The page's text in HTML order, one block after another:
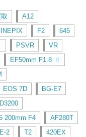
A12
F2
645
PSVR
VR
EF50mm F1.8 Ⅱ
EOS 7D
BG-E7
D3200
200mm F4
AF280T
2 T2
420EX